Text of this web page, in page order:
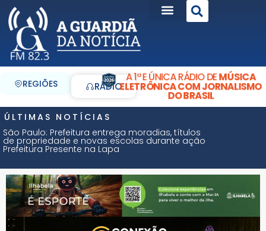
REGIÕES RÁDIO
A 1ª E ÚNICA RÁDIO DEMÚSICA
ELETRÔNICA COM JORNALISMO
DO BRASIL
ÚLTIMAS NOTÍCIAS
São Paulo: Prefeitura entrega moradias, títulos
de propriedade e novas escolas durante ação
Prefeitura Presente na Lapa